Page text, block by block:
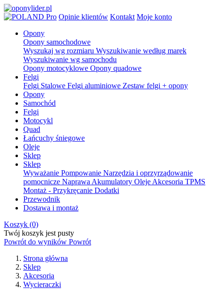
Pro Opinie klientów Kontakt Moje konto
Opony
Opony samochodowe
Wyszukaj wg rozmiaru Wyszukiwanie według marek
Wyszukiwanie wg samochodu
Opony motocyklowe Opony quadowe
Felgi
Felgi Stalowe Felgi aluminiowe Zestaw felgi + opony
Opony
Samochód
Felgi
Motocykl
Quad
Łańcuchy śniegowe
Oleje
Sklep
Sklep
Wyważanie Pompowanie Narzędzia i oprzyrządowanie
pomocnicze Naprawa Akumulatory Oleje Akcesoria TPMS
Montaż - Przykręcanie Dodatki
Przewodnik
Dostawa i montaż
Koszyk (0)
Twój koszyk jest pusty
Powrót do wyników Powrót
Strona główna
Sklep
Akcesoria
Wycieraczki